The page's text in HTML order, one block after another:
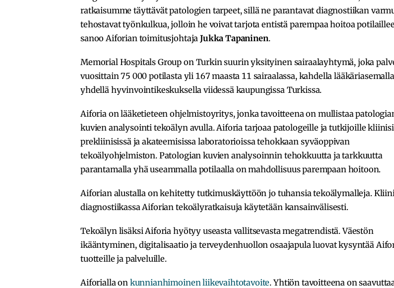
ratkaisumme täyttävät patologien tarpeet, sillä ne parantavat diagnostiikan
tehostavat työnkulkua, jolloin he voivat tarjota entistä parempaa hoitoa
sanoo Aiforian toimitusjohtajaJukka Tapaninen.
Memorial Hospitals Group on Turkin suurin yksityinen sairaalayhtymä, joka
vuosittain 75 000 potilasta yli 167 maasta 11 sairaalassa, kahdella
yhdellä hyvinvointikeskuksella viidessä kaupungissa Turkissa.
Aiforia on lääketieteen ohjelmistoyritys, jonka tavoitteena on mullistaa
kuvien analysointi tekoälyn avulla. Aiforia tarjoaa patologeille ja tutkijoille
prekliinisissä ja akateemisissa laboratorioissa tehokkaan syväoppivan
tekoälyohjelmiston. Patologian kuvien analysoinnin tehokkuutta ja tarkkuutta
parantamalla yhä useammalla potilaalla on mahdollisuus parempaan hoitoon.
Aiforian alustalla on kehitetty tutkimuskäyttöön jo tuhansia tekoälymalleja.
diagnostiikassa Aiforian tekoälyratkaisuja käytetään kansainvälisesti.
Tekoälyn lisäksi Aiforia hyötyy useasta vallitsevasta megatrendistä. Väestön
ikääntyminen, digitalisaatio ja terveydenhuollon osaajapula luovat kysyntää
tuotteille ja palveluille.
Aiforialla on kunnianhimoinen liikevaihtotavoite. Yhtiön tavoitteena on